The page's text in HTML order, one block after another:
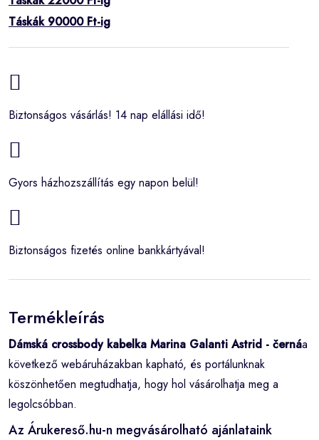
Táskák 90000 Ft-ig
Biztonságos vásárlás! 14 nap elállási idő!
Gyors házhozszállítás egy napon belül!
Biztonságos fizetés online bankkártyával!
Termékleírás
Dámská crossbody kabelka Marina Galanti Astrid - černáa
következő webáruházakban kapható, és portálunknak
köszönhetően megtudhatja, hogy hol vásárolhatja meg a
legolcsóbban.
Az Árukereső.hu-n megvásárolható ajánlataink